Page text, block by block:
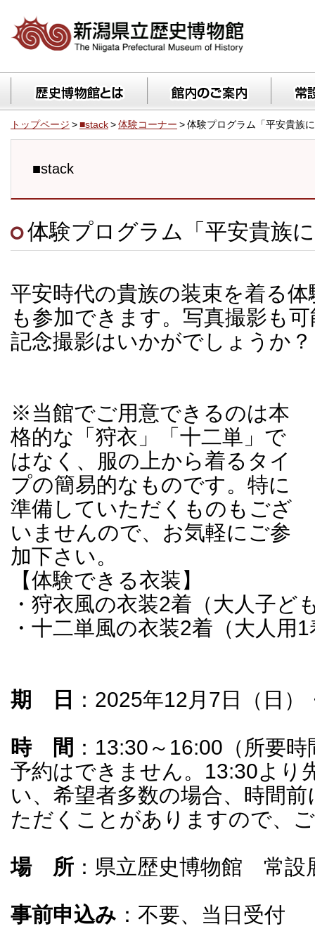
トップページ > ■stack > 体験コーナー > 体験プログラム「平安貴族
■stack
体験プログラム「平安貴族
平安時代の貴族の装束を着る
も参加できます。写真撮影も
記念撮影はいかがでしょうか？
※当館でご用意できるのは本
格的な「狩衣」「十二単」で
はなく、服の上から着るタイ
プの簡易的なものです。特に
準備していただくものもござ
いませんので、お気軽にご参
加下さい。
【体験できる衣装】
・狩衣風の衣装2着（大人子ど
・十二単風の衣装2着（大人用
期 日 ：2025年12月7日（日
時 間 ：13:30～16:00（所要
予約はできません。13:30より
い、希望者多数の場合、時間
ただくことがありますので、
場 所 ：県立歴史博物館 常設
事前申込み ：不要、当日受付